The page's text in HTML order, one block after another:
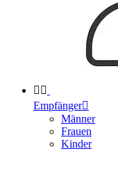
 
Empfänger
Männer
Frauen
Kinder